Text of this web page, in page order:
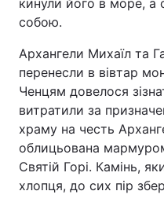
кинули його в море, а
собою.
Архангели Михаїл та
перенесли в вівтар
Ченцям довелося
витратили за
храму на честь
облицьована
Святій Горі. Камінь,
хлопця, до сих пір